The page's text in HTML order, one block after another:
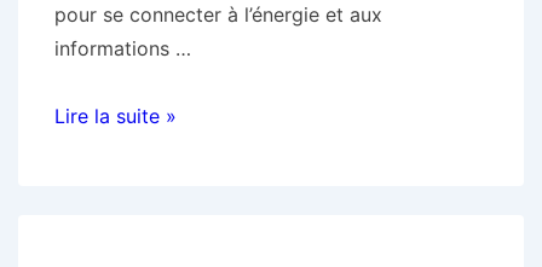
savoir
pour se connecter à l’énergie et aux
informations …
Le
Lire la suite »